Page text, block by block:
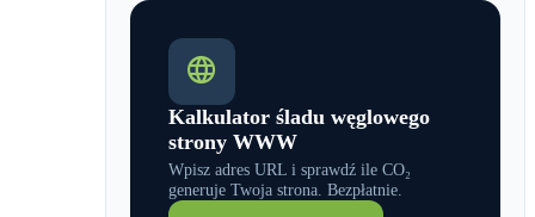
Kalkulator śladu węglowego
strony WWW
Wpisz adres URL i sprawdź ile CO₂
generuje Twoja strona. Bezpłatnie.